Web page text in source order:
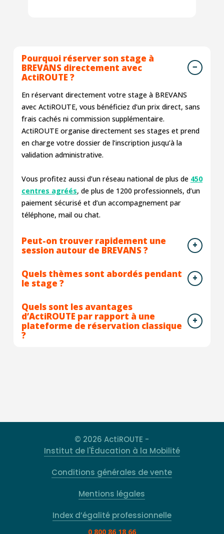
Pourquoi réserver son stage à
BREVANS directement avec
ActiROUTE ?
En réservant directement votre stage à BREVANS
avec ActiROUTE, vous bénéficiez d’un prix direct, sans
frais cachés ni commission supplémentaire.
ActiROUTE organise directement ses stages et prend
en charge votre dossier de l’inscription jusqu’à la
validation administrative.
Vous profitez aussi d’un réseau national de plus de 450
centres agréés, de plus de 1200 professionnels, d’un
paiement sécurisé et d’un accompagnement par
téléphone, mail ou chat.
Peut-on trouver rapidement une
session autour de BREVANS ?
Quels thèmes sont abordés pendant
le stage ?
Quels sont les avantages
d’ActiROUTE par rapport à une
plateforme de réservation classique
?
© 2026 ActiROUTE -
Institut de l'Éducation à la Mobilité
Conditions générales de vente
Mentions légales
Index d’égalité professionnelle
0 800 86 18 66